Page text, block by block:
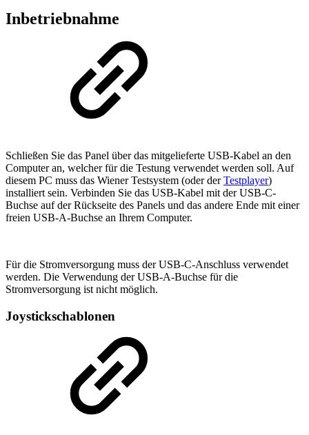
Inbetriebnahme
Schließen Sie das Panel über das mitgelieferte USB-Kabel an den
Computer an, welcher für die Testung verwendet werden soll. Auf
diesem PC muss das Wiener Testsystem (oder derTestplayer)
installiert sein. Verbinden Sie das USB-Kabel mit der USB-C-
Buchse auf der Rückseite des Panels und das andere Ende mit einer
freien USB-A-Buchse an Ihrem Computer.
Für die Stromversorgung muss der USB-C-Anschluss verwendet
werden. Die Verwendung der USB-A-Buchse für die
Stromversorgung ist nicht möglich.
Joystickschablonen